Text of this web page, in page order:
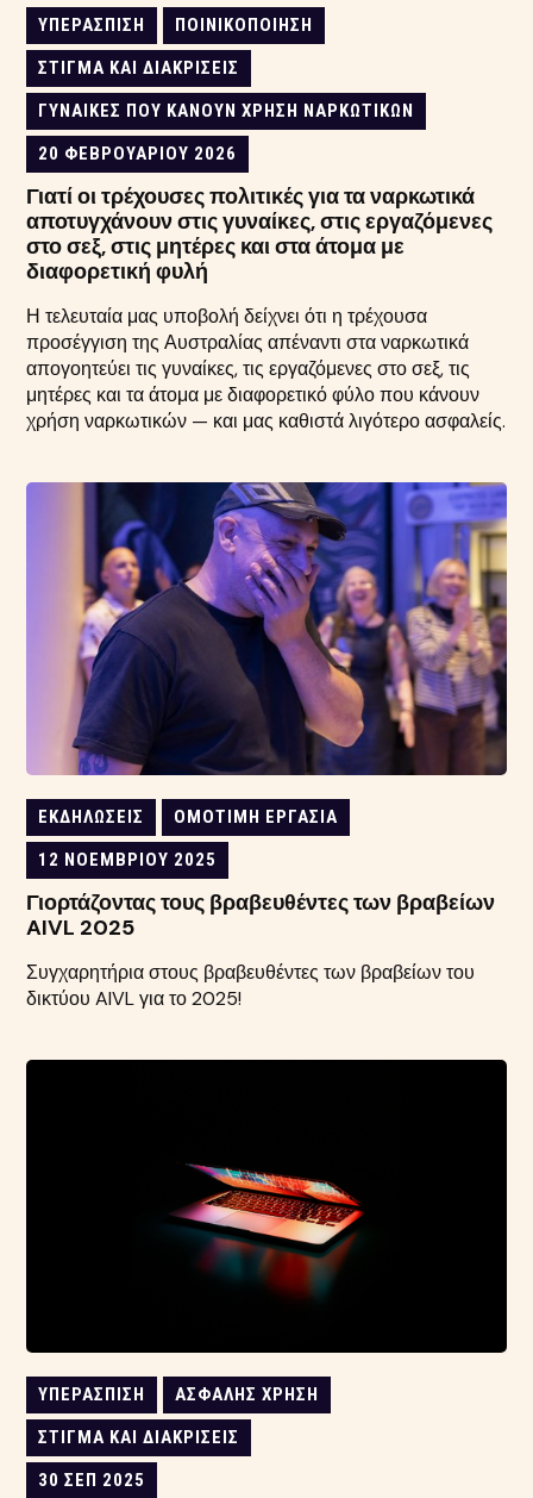
ΥΠΕΡΆΣΠΙΣΗ
ΠΟΙΝΙΚΟΠΟΊΗΣΗ
ΣΤΊΓΜΑ ΚΑΙ ΔΙΑΚΡΊΣΕΙΣ
ΓΥΝΑΊΚΕΣ ΠΟΥ ΚΆΝΟΥΝ ΧΡΉΣΗ ΝΑΡΚΩΤΙΚΏΝ
20 ΦΕΒΡΟΥΑΡΊΟΥ 2026
Γιατί οι τρέχουσες πολιτικές για τα ναρκωτικά
αποτυγχάνουν στις γυναίκες, στις εργαζόμενες
στο σεξ, στις μητέρες και στα άτομα με
διαφορετική φυλή
Η τελευταία μας υποβολή δείχνει ότι η τρέχουσα
προσέγγιση της Αυστραλίας απέναντι στα ναρκωτικά
απογοητεύει τις γυναίκες, τις εργαζόμενες στο σεξ, τις
μητέρες και τα άτομα με διαφορετικό φύλο που κάνουν
χρήση ναρκωτικών — και μας καθιστά λιγότερο ασφαλείς.
ΕΚΔΗΛΏΣΕΙΣ
ΟΜΌΤΙΜΗ ΕΡΓΑΣΊΑ
12 ΝΟΕΜΒΡΊΟΥ 2025
Γιορτάζοντας τους βραβευθέντες των βραβείων
AIVL 2025
Συγχαρητήρια στους βραβευθέντες των βραβείων του
δικτύου AIVL για το 2025!
ΥΠΕΡΆΣΠΙΣΗ
ΑΣΦΑΛΉΣ ΧΡΉΣΗ
ΣΤΊΓΜΑ ΚΑΙ ΔΙΑΚΡΊΣΕΙΣ
30 ΣΕΠ 2025